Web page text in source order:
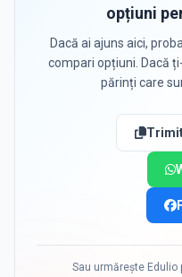
opțiuni
Dacă ai ajuns aici,
compari opțiuni. Dacă
părinți care
Sau urmărește